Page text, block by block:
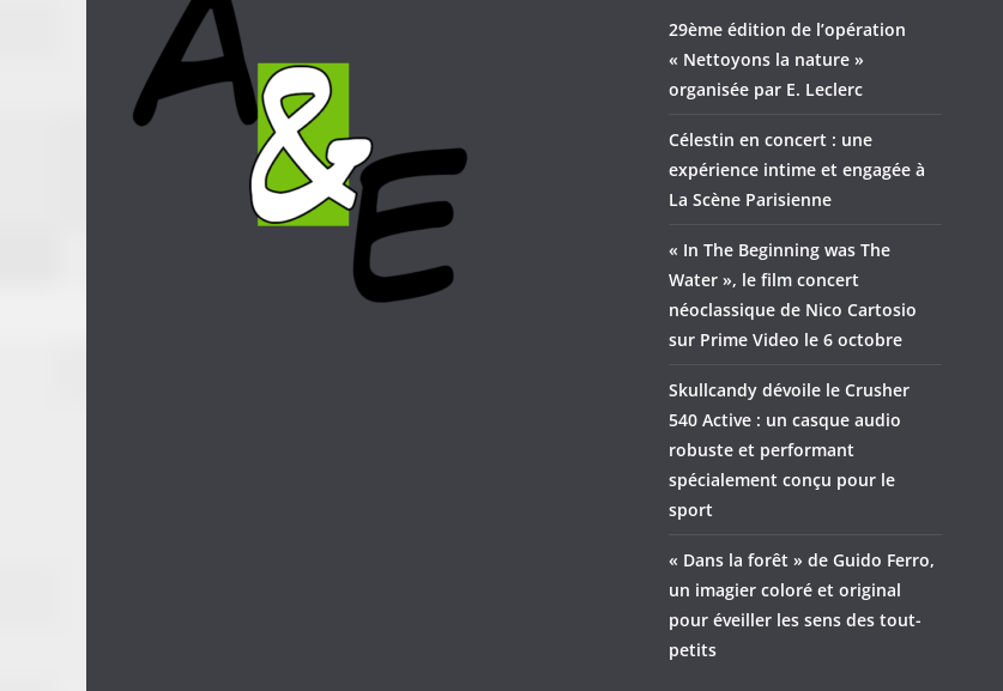
29ème édition de l’opération
« Nettoyons la nature »
organisée par E. Leclerc
Célestin en concert : une
expérience intime et engagée à
La Scène Parisienne
« In The Beginning was The
Water », le film concert
néoclassique de Nico Cartosio
sur Prime Video le 6 octobre
Skullcandy dévoile le Crusher
540 Active : un casque audio
robuste et performant
spécialement conçu pour le
sport
« Dans la forêt » de Guido Ferro,
un imagier coloré et original
pour éveiller les sens des tout-
petits